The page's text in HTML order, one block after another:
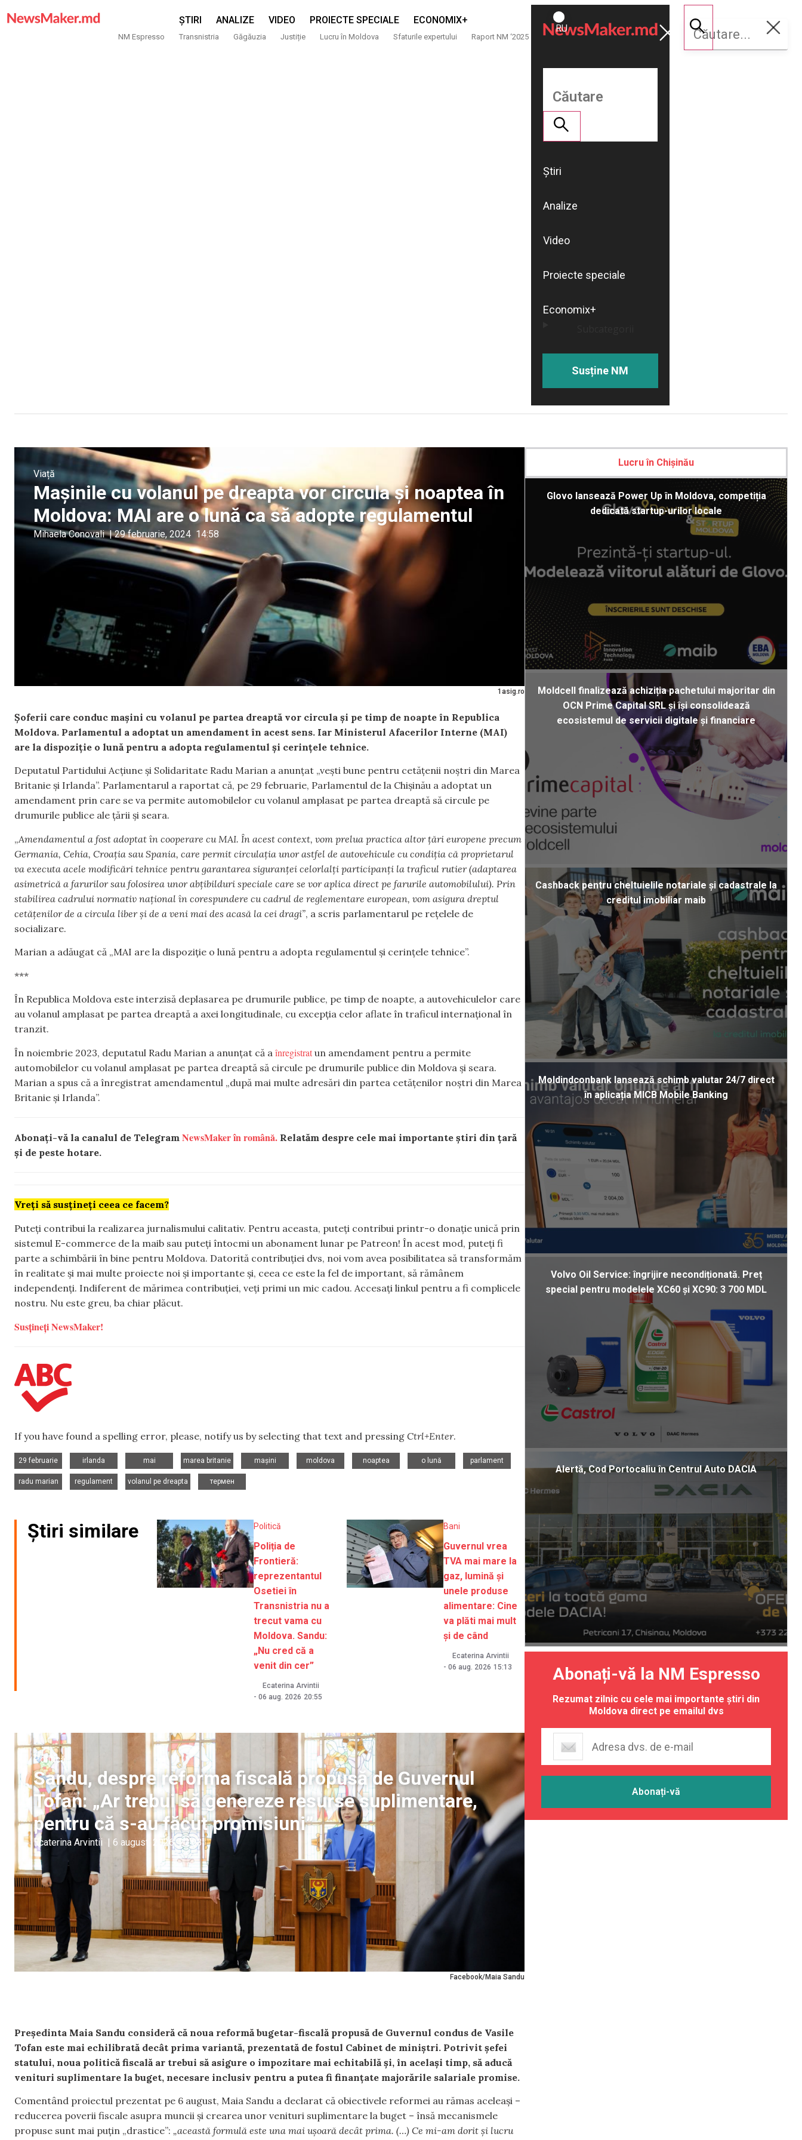
ȘTIRI ANALIZE VIDEO PROIECTE SPECIALE ECONOMIX+
NM Espresso Transnistria Găgăuzia Justiție Lucru în Moldova Sfaturile expertului Raport NM ‘2025
ROMÂNĂ
RU
Susține
NM
Știri
Analize
Video
Proiecte speciale
Economix+
Susține NM
1asig.ro
Viață
Mașinile cu volanul pe dreapta vor circula și noaptea în
Moldova: MAI are o lună ca să adopte regulamentul
Mihaela Conovali | 29 februarie, 2024 14:58
Șoferii care conduc mașini cu volanul pe partea dreaptă vor circula și pe timp de noapte în Republica
Moldova. Parlamentul a adoptat un amendament în acest sens. Iar Ministerul Afacerilor Interne (MAI)
are la dispoziție o lună pentru a adopta regulamentul și cerințele tehnice.
Deputatul Partidului Acțiune și Solidaritate Radu Marian a anunțat „vești bune pentru cetățenii noștri din Marea
Britanie și Irlanda”. Parlamentarul a raportat că, pe 29 februarie, Parlamentul de la Chișinău a adoptat un
amendament prin care se va permite automobilelor cu volanul amplasat pe partea dreaptă să circule pe
drumurile publice ale țării și seara.
„Amendamentul a fost adoptat în cooperare cu MAI. În acest context, vom prelua practica altor țări europene precum
Germania, Cehia, Croația sau Spania, care permit circulația unor astfel de autovehicule cu condiția că proprietarul
va executa acele modificări tehnice pentru garantarea siguranței celorlalți participanți la traficul rutier (adaptarea
asimetrică a farurilor sau folosirea unor abțibilduri speciale care se vor aplica direct pe farurile automobilului). Prin
stabilirea cadrului normativ național în corespundere cu cadrul de reglementare european, vom asigura dreptul
cetățenilor de a circula liber și de a veni mai des acasă la cei dragi”, a scris parlamentarul pe rețelele de
socializare.
Marian a adăugat că „MAI are la dispoziție o lună pentru a adopta regulamentul și cerințele tehnice”.
***
În Republica Moldova este interzisă deplasarea pe drumurile publice, pe timp de noapte, a autovehiculelor care
au volanul amplasat pe partea dreaptă a axei longitudinale, cu excepţia celor aflate în traficul internaţional în
tranzit.
În noiembrie 2023, deputatul Radu Marian a anunțat că a înregistrat un amendament pentru a permite
automobilelor cu volanul amplasat pe partea dreaptă să circule pe drumurile publice din Moldova și seara.
Marian a spus că a înregistrat amendamentul „după mai multe adresări din partea cetățenilor noștri din Marea
Britanie și Irlanda”.
Abonați-vă la canalul de Telegram NewsMaker în română. Relatăm despre cele mai importante știri din țară
și de peste hotare.
Vreți să susțineți ceea ce facem?
Puteți contribui la realizarea jurnalismului calitativ. Pentru aceasta, puteți contribui printr-o donație unică prin
sistemul E-commerce de la maib sau puteți întocmi un abonament lunar pe Patreon! În acest mod, puteți fi
parte a schimbării în bine pentru Moldova. Datorită contribuției dvs, noi vom avea posibilitatea să transformăm
în realitate și mai multe proiecte noi și importante și, ceea ce este la fel de important, să rămânem
independenți. Indiferent de mărimea contribuției, veți primi un mic cadou. Accesați linkul pentru a fi complicele
nostru. Nu este greu, ba chiar plăcut.
Susțineți NewsMaker!
If you have found a spelling error, please, notify us by selecting that text and pressing Ctrl+Enter.
29 februarie
irlanda
mai
marea britanie
mașini
moldova
noaptea
o lună
parlament
radu marian
regulament
volanul pe dreapta
термен
Știri similare Politică
Poliția de
Frontieră:
reprezentantul
Osetiei în
Transnistria nu a
trecut vama cu
Moldova. Sandu:
„Nu cred că a
venit din cer”
Ecaterina Arvintii
- 06 aug. 2026 20:55
Bani
Guvernul vrea
TVA mai mare la
gaz, lumină și
unele produse
alimentare: Cine
va plăti mai mult
și de când
Ecaterina Arvintii
- 06 aug. 2026 15:13
Facebook/Maia Sandu
Politică
Sandu, despre reforma fiscală propusă de Guvernul
Tofan: „Ar trebui să genereze resurse suplimentare,
pentru că s-au făcut promisiuni”
Ecaterina Arvintii | 6 august, 2026 22:03
Președinta Maia Sandu consideră că noua reformă bugetar-fiscală propusă de Guvernul condus de Vasile
Tofan este mai echilibrată decât prima variantă, prezentată de fostul Cabinet de miniștri. Potrivit șefei
statului, noua politică fiscală ar trebui să asigure o impozitare mai echitabilă și, în același timp, să aducă
venituri suplimentare la buget, necesare inclusiv pentru a putea fi finanțate majorările salariale promise.
Comentând proiectul prezentat pe 6 august, Maia Sandu a declarat că obiectivele reformei au rămas aceleași –
reducerea poverii fiscale asupra muncii și crearea unor venituri suplimentare la buget – însă mecanismele
propuse sunt mai puțin „drastice”: „această formulă este una mai ușoară decât prima. (…) Ce mi-am dorit și lucru
Lucru în Chișinău
Glovo lansează Power Up în Moldova, competiția
dedicată startup-urilor locale
Moldcell finalizează achiziția pachetului majoritar din
OCN Prime Capital SRL și își consolidează
ecosistemul de servicii digitale și financiare
Cashback pentru cheltuielile notariale și cadastrale la
creditul imobiliar maib
Moldindconbank lansează schimb valutar 24/7 direct
în aplicația MICB Mobile Banking
Volvo Oil Service: îngrijire necondiționată. Preț
special pentru modelele XC60 și XC90: 3 700 MDL
Alertă, Cod Portocaliu în Centrul Auto DACIA
Abonați-vă la NM Espresso
Rezumat zilnic cu cele mai importante știri din
Moldova direct pe emailul dvs